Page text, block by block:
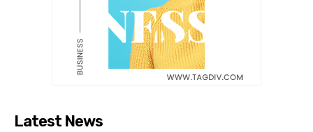
Latest News